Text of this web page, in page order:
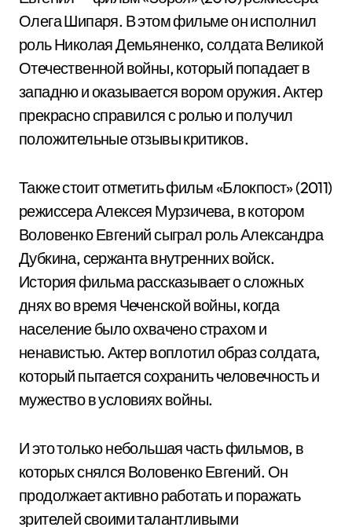
Олега Шипаря. В этом фильме он исполнил
роль Николая Демьяненко, солдата Великой
Отечественной войны, который попадает в
западню и оказывается вором оружия. Актер
прекрасно справился с ролью и получил
положительные отзывы критиков.
Также стоит отметить фильм «Блокпост» (2011)
режиссера Алексея Мурзичева, в котором
Воловенко Евгений сыграл роль Александра
Дубкина, сержанта внутренних войск.
История фильма рассказывает о сложных
днях во время Чеченской войны, когда
население было охвачено страхом и
ненавистью. Актер воплотил образ солдата,
который пытается сохранить человечность и
мужество в условиях войны.
И это только небольшая часть фильмов, в
которых снялся Воловенко Евгений. Он
продолжает активно работать и поражать
зрителей своими талантливыми